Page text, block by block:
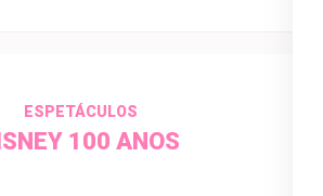
ESPETÁCULOS
100 ANOS